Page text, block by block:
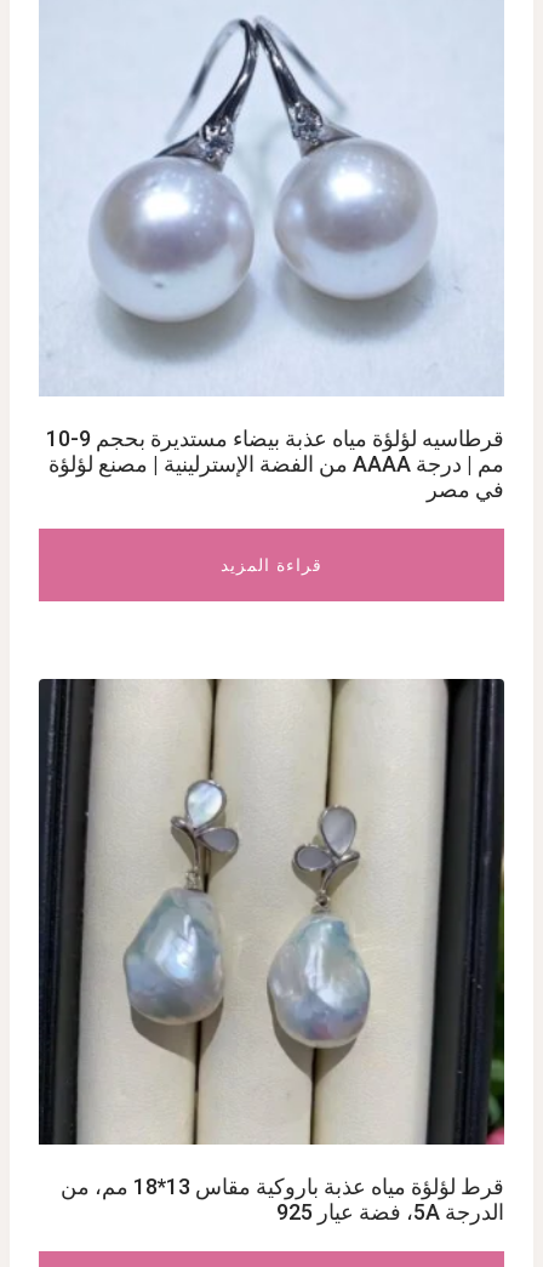
قرطاسيه لؤلؤة مياه عذبة بيضاء مستديرة بحجم 9-10
مم | درجة AAAA من الفضة الإسترلينية | مصنع لؤلؤة
في مصر
قراءة المزيد
قرط لؤلؤة مياه عذبة باروكية مقاس 13*18 مم، من
الدرجة 5A، فضة عيار 925